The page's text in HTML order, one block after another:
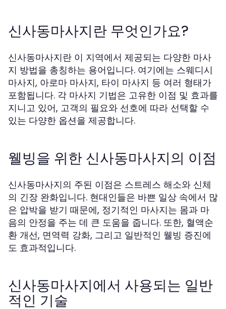
신사동마사지란 무엇인가요?
신사동마사지란 이 지역에서 제공되는 다양한 마사
지 방법을 총칭하는 용어입니다. 여기에는 스웨디시
마사지, 아로마 마사지, 타이 마사지 등 여러 형태가
포함됩니다. 각 마사지 기법은 고유한 이점 및 효과를
지니고 있어, 고객의 필요와 선호에 따라 선택할 수
있는 다양한 옵션을 제공합니다.
웰빙을 위한 신사동마사지의 이점
신사동마사지의 주된 이점은 스트레스 해소와 신체
의 긴장 완화입니다. 현대인들은 바쁜 일상 속에서 많
은 압박을 받기 때문에, 정기적인 마사지는 몸과 마
음의 안정을 주는 데 큰 도움을 줍니다. 또한, 혈액순
환 개선, 면역력 강화, 그리고 일반적인 웰빙 증진에
도 효과적입니다.
신사동마사지에서 사용되는 일반
적인 기술